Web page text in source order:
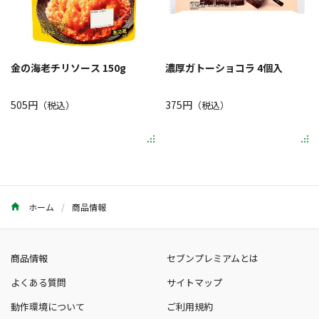
金の海老チリソース 150g
505円 （税込）
濃厚ガトーショコラ 4個入
375円（税込）
ホーム 商品情報
商品情報
セブンプレミアムとは
よくある質問
サイトマップ
動作環境について
ご利用規約